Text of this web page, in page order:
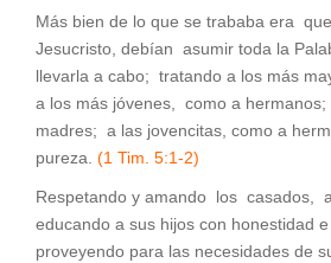
Más bien de lo que se trababa era
Jesucristo, debían asumir toda la
llevarla a cabo; tratando a los más
a los más jóvenes, como a hermanos;
madres; a las jovencitas, como a
pureza. (1 Tim. 5:1-2)
Respetando y amando los casados,
educando a sus hijos con honestidad
proveyendo para las necesidades de